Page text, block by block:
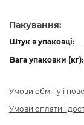
Пакування:
Штук в упаковці:
Вага упаковки (кг):
Умови обміну і
Умови оплати і